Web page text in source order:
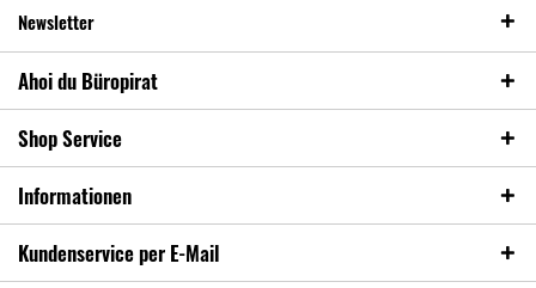
Newsletter
Ahoi du Büropirat
Shop Service
Informationen
Kundenservice per E-Mail